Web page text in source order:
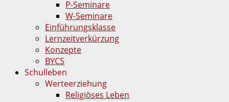
P-Seminare
W-Seminare
Einführungsklasse
Lernzeitverkürzung
Konzepte
BYCS
Schulleben
Werteerziehung
Religiöses Leben